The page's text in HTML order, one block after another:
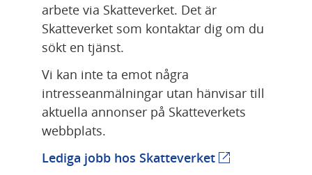
arbete via Skatteverket. Det är
Skatteverket som kontaktar dig om du
sökt en tjänst.
Vi kan inte ta emot några
intresseanmälningar utan hänvisar till
aktuella annonser på Skatteverkets
webbplats.
Lediga jobb hos Skatteverket (extern